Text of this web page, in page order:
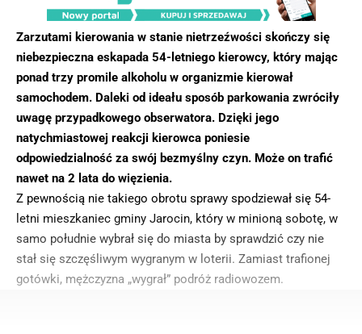
Zarzutami kierowania w stanie nietrzeźwości skończy się
niebezpieczna eskapada 54-letniego kierowcy, który mając
ponad trzy promile alkoholu w organizmie kierował
samochodem. Daleki od ideału sposób parkowania zwróciły
uwagę przypadkowego obserwatora. Dzięki jego
natychmiastowej reakcji kierowca poniesie
odpowiedzialność za swój bezmyślny czyn. Może on trafić
nawet na 2 lata do więzienia.
Z pewnością nie takiego obrotu sprawy spodziewał się 54-
letni mieszkaniec gminy Jarocin, który w minioną sobotę, w
samo południe wybrał się do miasta by sprawdzić czy nie
stał się szczęśliwym wygranym w loterii. Zamiast trafionej
gotówki, mężczyzna „wygrał” podróż radiowozem.